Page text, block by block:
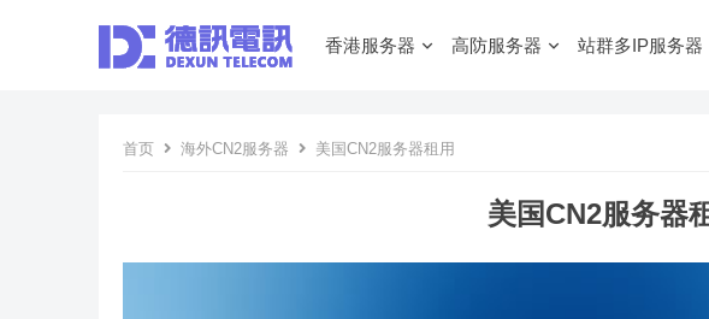
香港服务器 高防服务器 站群多IP服务器
首页 海外CN2服务器 美国CN2服务器租用
美国CN2服务器